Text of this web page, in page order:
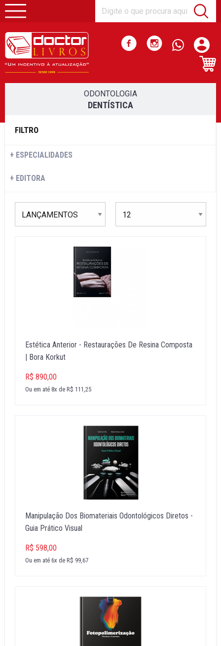
ODONTOLOGIA
DENTÍSTICA
FILTRO
ESPECIALIDADES
EDITORA
Estética Anterior - Restaurações De Resina Composta
| Bora Korkut
R$ 890,00
Ou em até 8x de R$ 111,25
Manipulação Dos Biomateriais Odontológicos Diretos -
Guia Prático Visual
R$ 598,00
Ou em até 6x de R$ 99,67